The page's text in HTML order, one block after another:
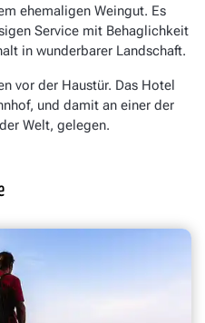
ehemaligen Weingut. Es
Service mit Behaglichkeit
in wunderbarer Landschaft.
vor der Haustür. Das Hotel
und damit an einer der
Welt, gelegen.